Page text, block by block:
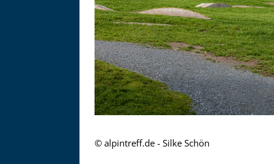
© alpintreff.de - Silke Schön
Asitzbahn - Leogang - Bilder